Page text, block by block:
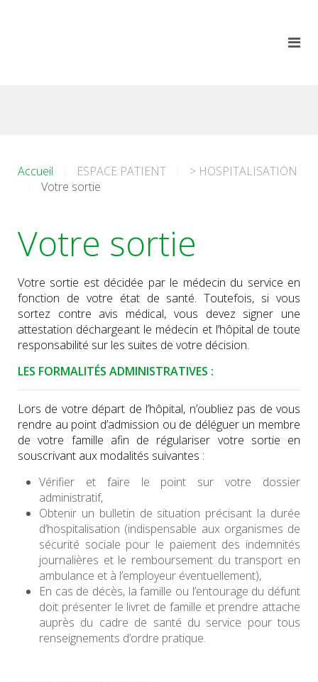
Accueil ESPACE PATIENT
> HOSPITALISATION
Votre sortie
Votre sortie
Votre sortie est décidée par le médecin du service en
fonction de votre état de santé. Toutefois, si vous
sortez contre avis médical, vous devez signer une
attestation déchargeant le médecin et l’hôpital de toute
responsabilité sur les suites de votre décision.
LES FORMALITÉS ADMINISTRATIVES :
Lors de votre départ de l’hôpital, n’oubliez pas de vous
rendre au point d’admission ou de déléguer un membre
de votre famille afin de régulariser votre sortie en
souscrivant aux modalités suivantes :
Vérifier et faire le point sur votre dossier
administratif,
Obtenir un bulletin de situation précisant la durée
d’hospitalisation (indispensable aux organismes de
sécurité sociale pour le paiement des indemnités
journalières et le remboursement du transport en
ambulance et à l’employeur éventuellement),
En cas de décès, la famille ou l’entourage du défunt
doit présenter le livret de famille et prendre attache
auprès du cadre de santé du service pour tous
renseignements d’ordre pratique.